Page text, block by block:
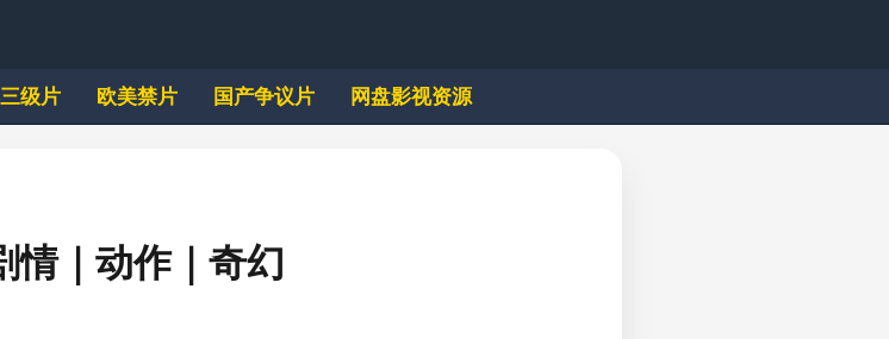
级片 欧美禁片 国产争议片 网盘影视资源
情｜动作｜奇幻